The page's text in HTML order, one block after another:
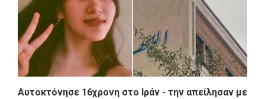
Αυτοκτόνησε 16χρονη στο Ιράν - την απείλησαν με